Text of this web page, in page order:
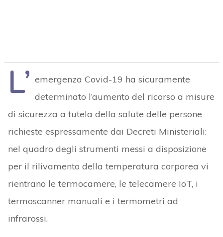
L’ emergenza Covid-19 ha sicuramente
determinato l’aumento del ricorso a misure
di sicurezza a tutela della salute delle persone
richieste espressamente dai Decreti Ministeriali:
nel quadro degli strumenti messi a disposizione
per il rilivamento della temperatura corporea vi
rientrano le termocamere, le telecamere IoT, i
termoscanner manuali e i termometri ad
infrarossi.